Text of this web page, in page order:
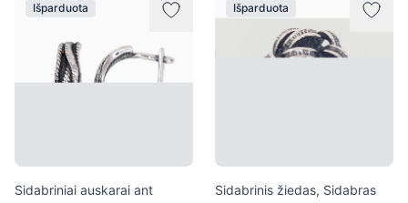
Išparduota
Sidabriniai auskarai ant
Išparduota
Sidabrinis žiedas, Sidabras